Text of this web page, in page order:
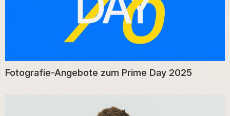
Fotografie-Angebote zum Prime Day 2025